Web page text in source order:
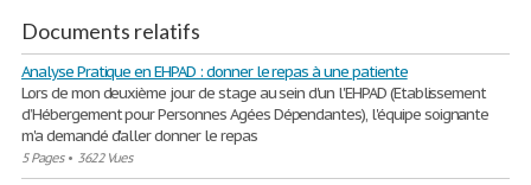
Documents relatifs
Analyse Pratique en EHPAD : donner le repas à une patiente
Lors de mon deuxième jour de stage au sein d'un l'EHPAD (Etablissement
d’Hébergement pour Personnes Agées Dépendantes), l'équipe soignante
m'a demandé d'aller donner le repas
5 Pages• 3622 Vues